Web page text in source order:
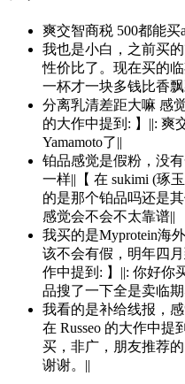
爽交智商税 500都能买
我也是小白，之前买
性价比了。现在买的
一杯才一块多钱比香
分离乳清差距大嘛 感
的大作中提到: 】||: 爽
Yamamoto了||
铂品感觉是假粉，没
一样||【 在 sukimi (琢
的是那个铂品吗还是
感觉会不会不太靠谱||
我买的是Myprotein海
该不会有假，明年四
作中提到: 】||: 你好你
品搜了一下全是卖临
我看的是补给线报，
在 Russeo 的大作中提
买，非广，朋友推荐
谢谢。||